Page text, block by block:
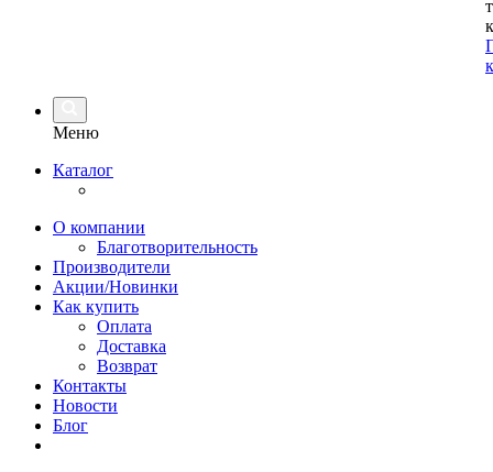
Меню
Каталог
О компании
Благотворительность
Производители
Акции/Новинки
Как купить
Оплата
Доставка
Возврат
Контакты
Новости
Блог